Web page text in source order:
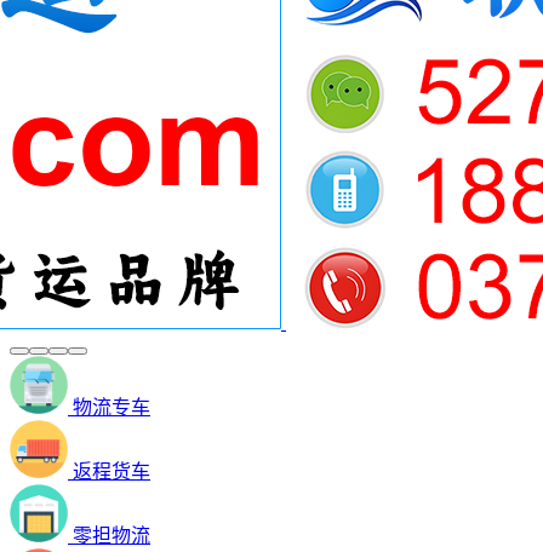
物流专车
返程货车
零担物流